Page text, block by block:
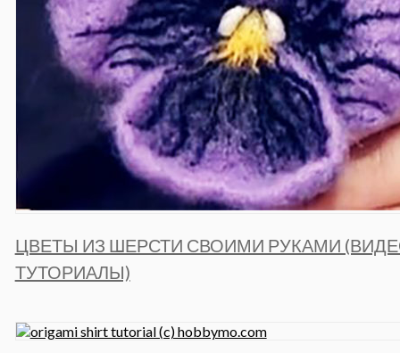
ЦВЕТЫ ИЗ ШЕРСТИ СВОИМИ РУКАМИ
ТУТОРИАЛЫ)